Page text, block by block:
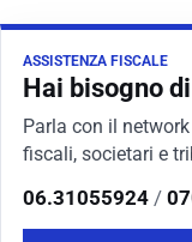
ASSISTENZA FISCALE
Hai bisogno
Parla con il
fiscali, societari e
06.31055924 /